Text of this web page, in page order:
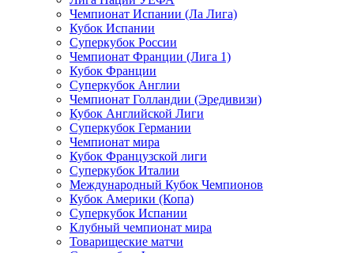
Чемпионат Испании (Ла Лига)
Кубок Испании
Суперкубок России
Чемпионат Франции (Лига 1)
Кубок Франции
Суперкубок Англии
Чемпионат Голландии (Эредивизи)
Кубок Английской Лиги
Суперкубок Германии
Чемпионат мира
Кубок Французской лиги
Суперкубок Италии
Международный Кубок Чемпионов
Кубок Америки (Копа)
Суперкубок Испании
Клубный чемпионат мира
Товарищеские матчи